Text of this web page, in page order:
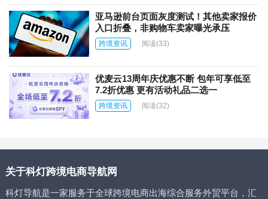
亚马逊前台页面灰度测试！其他卖家报价
入口折叠，非购物车卖家曝光承压
跨境资讯 阅读(33)
优麦云13周年庆优惠不断 包年可享低至
7.2折优惠 更有活动礼品二选一
跨境资讯 阅读(32)
关于科灯跨境电商导航网
科灯导航是一家服务于全球跨境电商出海综合服务外贸平台，汇